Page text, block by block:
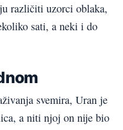
različiti uzorci oblaka,
sati, a neki i do
svemira, Uran je
a niti njoj on nije bio